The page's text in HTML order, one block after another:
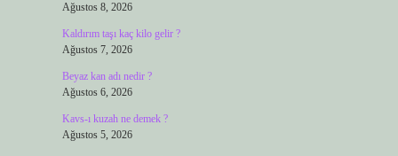
Ağustos 8, 2026
Kaldırım taşı kaç kilo gelir ?
Ağustos 7, 2026
Beyaz kan adı nedir ?
Ağustos 6, 2026
Kavs-ı kuzah ne demek ?
Ağustos 5, 2026